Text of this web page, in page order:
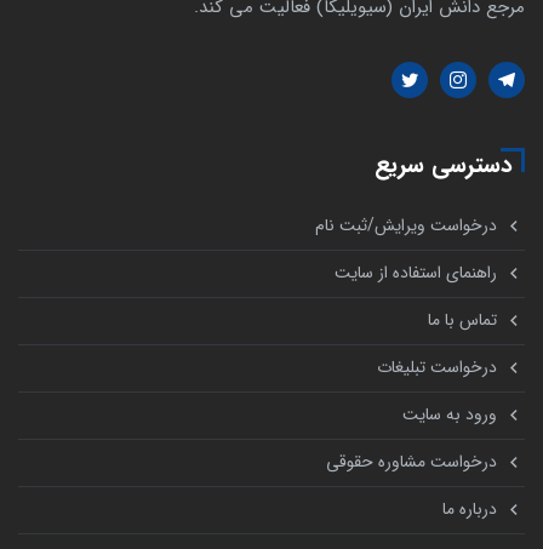
مرجع دانش ایران (سیویلیکا) فعالیت می کند.
دسترسی سریع
درخواست ویرایش/ثبت نام
راهنمای استفاده از سایت
تماس با ما
درخواست تبلیغات
ورود به سایت
درخواست مشاوره حقوقی
درباره ما